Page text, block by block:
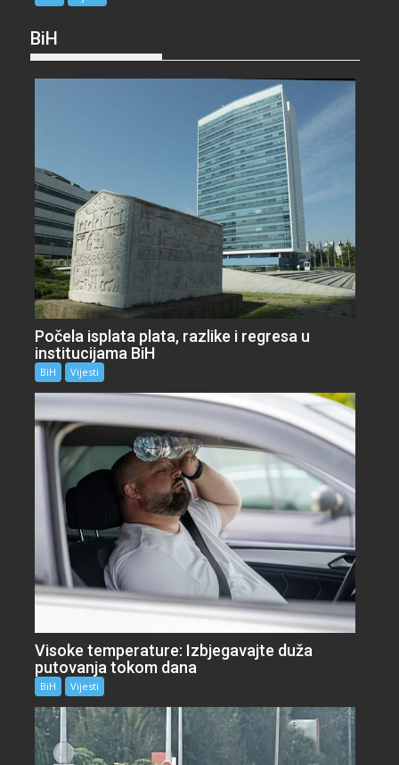
BiH
Počela isplata plata, razlike i regresa u
institucijama BiH
BiH Vijesti
Visoke temperature: Izbjegavajte duža
putovanja tokom dana
BiH Vijesti